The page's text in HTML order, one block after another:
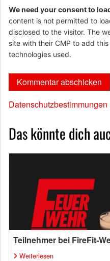
We need your consent to
content is not permitted to
disclosed to the visitor. The
site with their CMP to add
technologies used.
Datenschutzbestimmungen
Das könnte dich
Teilnehmer bei FireFit-
Weiterlesen